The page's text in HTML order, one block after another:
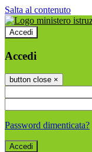
Salta al contenuto
Accedi
Accedi
button close ×
Password dimenticata?